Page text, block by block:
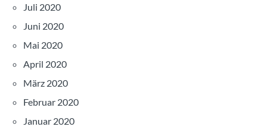
Juli 2020
Juni 2020
Mai 2020
April 2020
März 2020
Februar 2020
Januar 2020